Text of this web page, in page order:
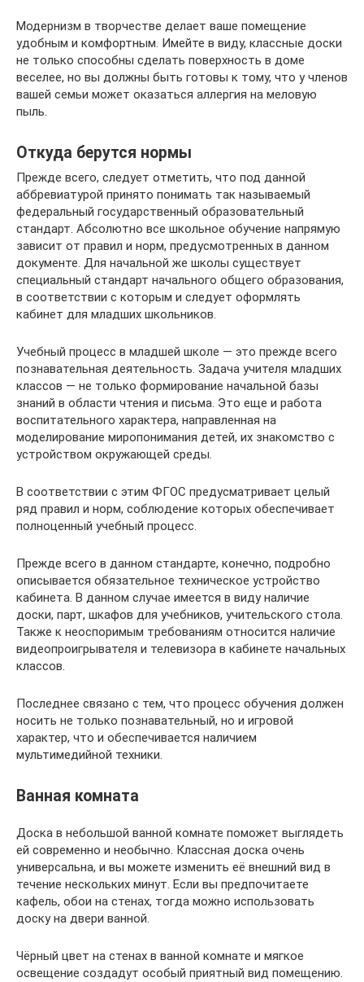
Модернизм в творчестве делает ваше помещение
удобным и комфортным. Имейте в виду, классные доски
не только способны сделать поверхность в доме
веселее, но вы должны быть готовы к тому, что у членов
вашей семьи может оказаться аллергия на меловую
пыль.
Откуда берутся нормы
Прежде всего, следует отметить, что под данной
аббревиатурой принято понимать так называемый
федеральный государственный образовательный
стандарт. Абсолютно все школьное обучение напрямую
зависит от правил и норм, предусмотренных в данном
документе. Для начальной же школы существует
специальный стандарт начального общего образования,
в соответствии с которым и следует оформлять
кабинет для младших школьников.
Учебный процесс в младшей школе — это прежде всего
познавательная деятельность. Задача учителя младших
классов — не только формирование начальной базы
знаний в области чтения и письма. Это еще и работа
воспитательного характера, направленная на
моделирование миропонимания детей, их знакомство с
устройством окружающей среды.
В соответствии с этим ФГОС предусматривает целый
ряд правил и норм, соблюдение которых обеспечивает
полноценный учебный процесс.
Прежде всего в данном стандарте, конечно, подробно
описывается обязательное техническое устройство
кабинета. В данном случае имеется в виду наличие
доски, парт, шкафов для учебников, учительского стола.
Также к неоспоримым требованиям относится наличие
видеопроигрывателя и телевизора в кабинете начальных
классов.
Последнее связано с тем, что процесс обучения должен
носить не только познавательный, но и игровой
характер, что и обеспечивается наличием
мультимедийной техники.
Ванная комната
Доска в небольшой ванной комнате поможет выглядеть
ей современно и необычно. Классная доска очень
универсальна, и вы можете изменить её внешний вид в
течение нескольких минут. Если вы предпочитаете
кафель, обои на стенах, тогда можно использовать
доску на двери ванной.
Чёрный цвет на стенах в ванной комнате и мягкое
освещение создадут особый приятный вид помещению.